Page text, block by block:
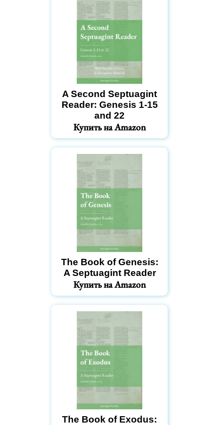
A Second Septuagint
Reader: Genesis 1-15
and 22
Купить на Amazon
The Book of Genesis:
A Septuagint Reader
Купить на Amazon
The Book of Exodus: